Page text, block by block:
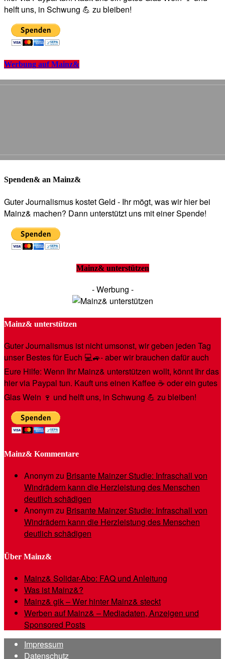
helft uns, in Schwung 💪 zu bleiben!
Werbung auf Mainz&
Spenden& an Mainz&
Guter Journalismus kostet Geld - Ihr mögt, was wir hier bei
Mainz& machen? Dann unterstützt uns mit einer Spende!
Mainz& unterstützen
- Werbung -
Mainz& unterstützen
Guter Journalismus ist nicht umsonst, wir geben jeden Tag
unser Bestes für Euch 💻🚙- aber wir brauchen dafür auch
Eure Hilfe: Wenn Ihr Mainz& unterstützen wollt, könnt Ihr das
hier via Paypal tun. Kauft uns einen Kaffee ☕️ oder ein gutes
Glas Wein 🍷 und helft uns, in Schwung 💪 zu bleiben!
Mainz& Kommentare
Anonymzu Brisante Mainzer Studie: Infraschall von
Windrädern kann die Herzleistung des Menschen
deutlich schädigen
Anonymzu Brisante Mainzer Studie: Infraschall von
Windrädern kann die Herzleistung des Menschen
deutlich schädigen
Über Mainz&
Mainz& Solidar-Abo: FAQ und Anleitung
Was ist Mainz&?
Mainz& gik – Wer hinter Mainz& steckt
Werben auf Mainz& – Mediadaten, Anzeigen und
Sponsored Posts
Impressum
Datenschutz